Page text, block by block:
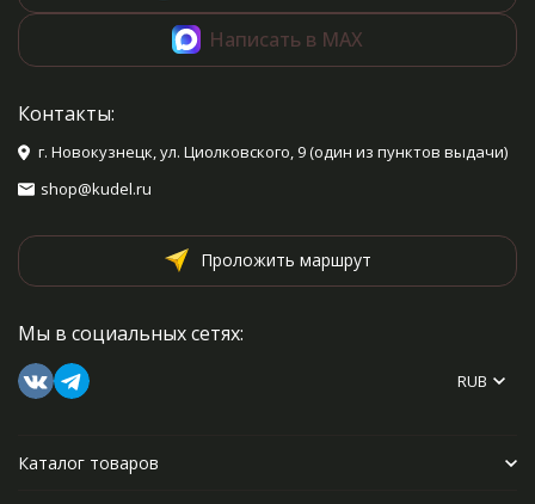
Написать в MAX
Контакты:
г. Новокузнецк, ул. Циолковского, 9 (один из пунктов выдачи)
shop@kudel.ru
Проложить маршрут
Мы в социальных сетях:
RUB
Каталог товаров